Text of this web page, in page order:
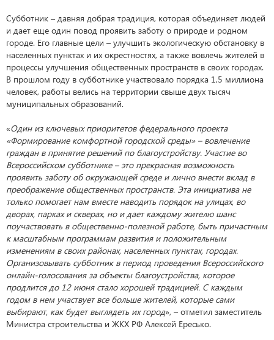
Субботник – давняя добрая традиция, которая объединяет людей
и дает еще один повод проявить заботу о природе и родном
городе. Его главные цели – улучшить экологическую обстановку в
населенных пунктах и их окрестностях, а также вовлечь жителей в
процессы улучшения общественных пространств в своих городах.
В прошлом году в субботнике участвовало порядка 1,5 миллиона
человек, работы велись на территории свыше двух тысяч
муниципальных образований.
«Один из ключевых приоритетов федерального проекта
«Формирование комфортной городской среды» – вовлечение
граждан в принятие решений по благоустройству. Участие во
Всероссийском субботнике – это прекрасная возможность
проявить заботу об окружающей среде и лично внести вклад в
преображение общественных пространств. Эта инициатива не
только помогает нам вместе наводить порядок на улицах, во
дворах, парках и скверах, но и дает каждому жителю шанс
поучаствовать в общественно-полезной работе, быть причастным
к масштабным программам развития и положительным
изменениям в своих районах, населенных пунктах, городах.
Организовывать субботник в период проведения Всероссийского
онлайн-голосования за объекты благоустройства, которое
продлится до 12 июня стало хорошей традицией. С каждым
годом в нем участвует все больше жителей, которые сами
выбирают, как будет выглядеть их город», – отметил заместитель
Министра строительства и ЖКХ РФ Алексей Ересько.